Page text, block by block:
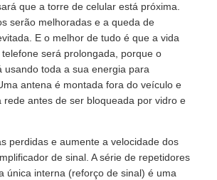
que a torre de celular está próxima.
serão melhoradas e a queda de
E o melhor de tudo é que a vida
será prolongada, porque o
usando toda a sua energia para
antena é montada fora do veículo e
rede antes de ser bloqueada por vidro e
perdidas e aumente a velocidade dos
de sinal. A série de repetidores
única interna (reforço de sinal) é uma